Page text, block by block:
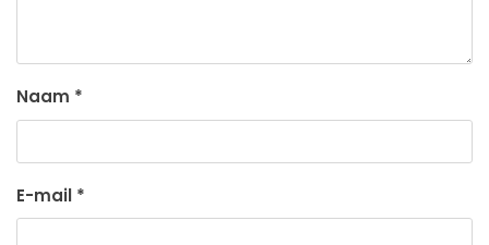
Naam *
E-mail *